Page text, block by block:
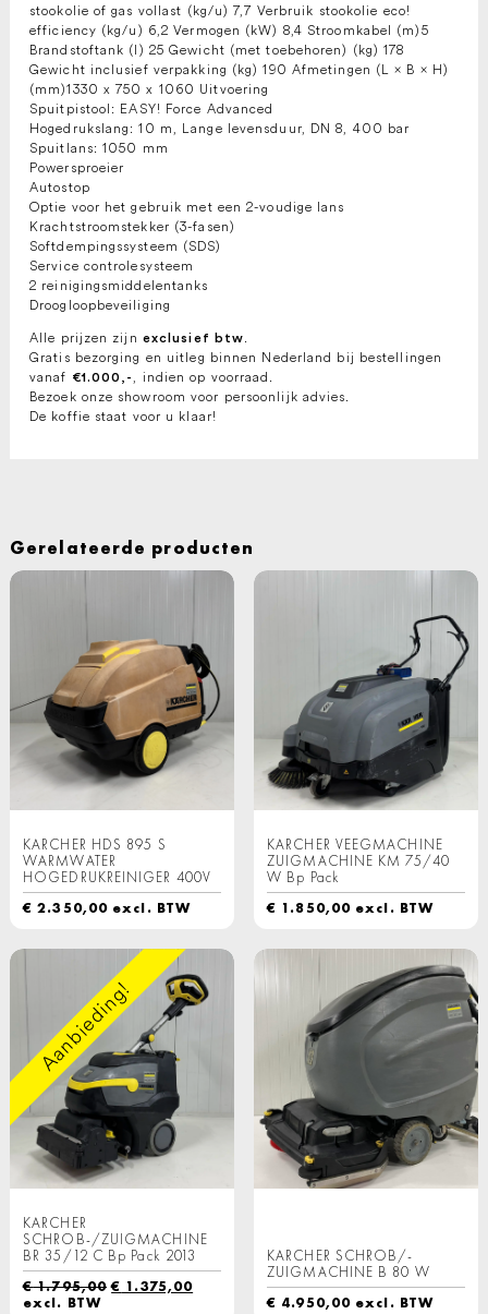
stookolie of gas vollast (kg/u) 7,7 Verbruik stookolie eco!
efficiency (kg/u) 6,2 Vermogen (kW) 8,4 Stroomkabel (m)5
Brandstoftank (l) 25 Gewicht (met toebehoren) (kg) 178
Gewicht inclusief verpakking (kg) 190 Afmetingen (L × B × H)
(mm)1330 x 750 x 1060 Uitvoering
Spuitpistool: EASY! Force Advanced
Hogedrukslang: 10 m, Lange levensduur, DN 8, 400 bar
Spuitlans: 1050 mm
Powersproeier
Autostop
Optie voor het gebruik met een 2-voudige lans
Krachtstroomstekker (3-fasen)
Softdempingssysteem (SDS)
Service controlesysteem
2 reinigingsmiddelentanks
Droogloopbeveiliging
Alle prijzen zijn exclusief btw.
Gratis bezorging en uitleg binnen Nederland bij bestellingen
vanaf €1.000,- , indien op voorraad.
Bezoek onze showroom voor persoonlijk advies.
De koffie staat voor u klaar!
Gerelateerde producten
KARCHER HDS 895 S
WARMWATER
HOGEDRUKREINIGER 400V
€ 2.350,00 excl. BTW
KARCHER VEEGMACHINE
ZUIGMACHINE KM 75/40
W Bp Pack
€ 1.850,00 excl. BTW
Aanbieding!
KARCHER
SCHROB-/ZUIGMACHINE
BR 35/12 C Bp Pack 2013
€1.795,00Oorspronkelijke
€ 1.375,00Huidige
excl. BTW
KARCHER SCHROB/-
ZUIGMACHINE B 80 W
€ 4.950,00 excl. BTW